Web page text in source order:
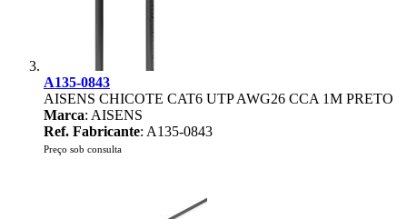
A135-0843
AISENS CHICOTE CAT6 UTP AWG26 CCA 1M PRETO
Marca: AISENS
Ref. Fabricante: A135-0843
Preço sob consulta